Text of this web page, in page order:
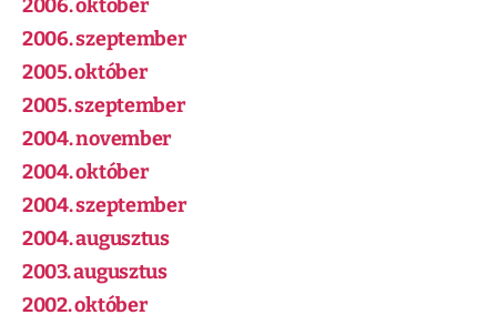
2006. október
2006. szeptember
2005. október
2005. szeptember
2004. november
2004. október
2004. szeptember
2004. augusztus
2003. augusztus
2002. október